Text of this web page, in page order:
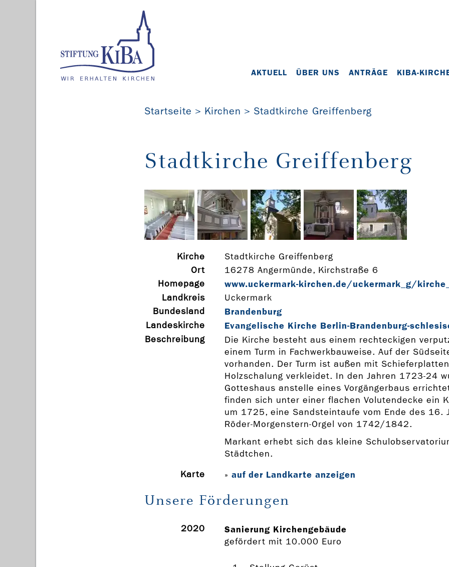
AKTUELL ÜBER UNS ANTRÄGE KIBA-
Startseite Kirchen Stadtkirche Greiffenberg
Stadtkirche Greiffenberg
Kirche
Stadtkirche Greiffenberg
Ort
16278 Angermünde, Kirchstraße 6
Homepage
www.uckermark-­kirchen.de/uckermark_g/
Landkreis
Uckermark
Bundesland
Brandenburg
Landeskirche Evangelische Kirche Berlin-Brandenburg-
Beschreibung
Die Kirche besteht aus einem rechteckigen
einem Turm in Fachwerkbauweise. Auf der
vorhanden. Der Turm ist außen mit
Holzschalung verkleidet. In den Jahren 1723-24
Gotteshaus anstelle eines Vorgängerbaus
finden sich unter einer flachen Volutendecke ein
um 1725, eine Sandsteintaufe vom Ende des 16.
Röder-Morgenstern-Orgel von 1742/1842.
Markant erhebt sich das kleine
Städtchen.
Karte
» auf der Landkarte anzeigen
Unsere Förderungen
2020 Sanierung Kirchengebäude
gefördert mit 10.000 Euro